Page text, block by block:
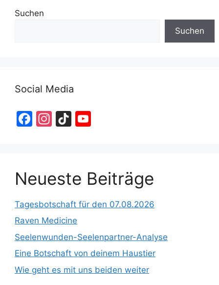
Suchen
Suchen
Social Media
F
b
o
o
k
In
a
m
Ti
k u
b
e
h
a
n
Neueste Beiträge
Tagesbotschaft für den 07.08.2026
Raven Medicine
Seelenwunden-Seelenpartner-Analyse
Eine Botschaft von deinem Haustier
Wie geht es mit uns beiden weiter